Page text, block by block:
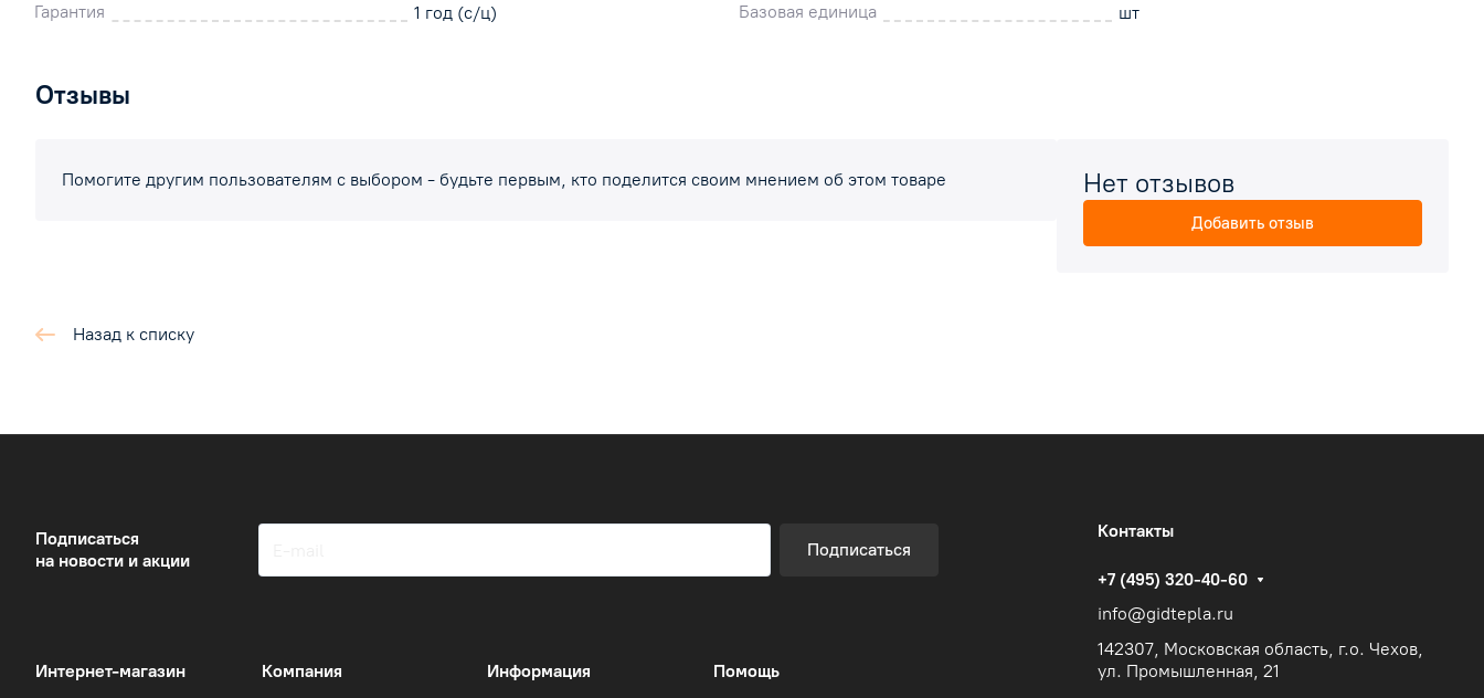
Гарантия
1 год (с/ц) Базовая единица шт
Отзывы
Помогите другим пользователям с выбором - будьте первым, кто поделится своим мнением об этом товаре Нет отзывов
Добавить отзыв
Назад к списку
Подписаться
на новости и акции
Подписаться
Интернет-магазин Компания Информация Помощь
Контакты
+7 (495) 320-40-60
info@gidtepla.ru
142307, Московская область, г.о. Чехов,
ул. Промышленная, 21